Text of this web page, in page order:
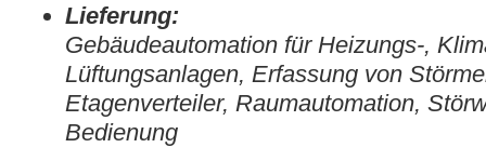
Lieferung:
Gebäudeautomation für Heizungs-,
Lüftungsanlagen, Erfassung von
Etagenverteiler, Raumautomation,
Bedienung